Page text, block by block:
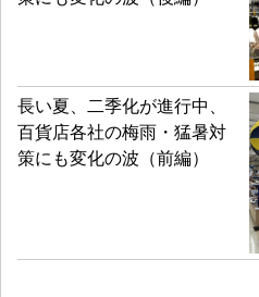
長い夏、二季化が進行中、
百貨店各社の梅雨・猛暑対
策にも変化の波（前編）